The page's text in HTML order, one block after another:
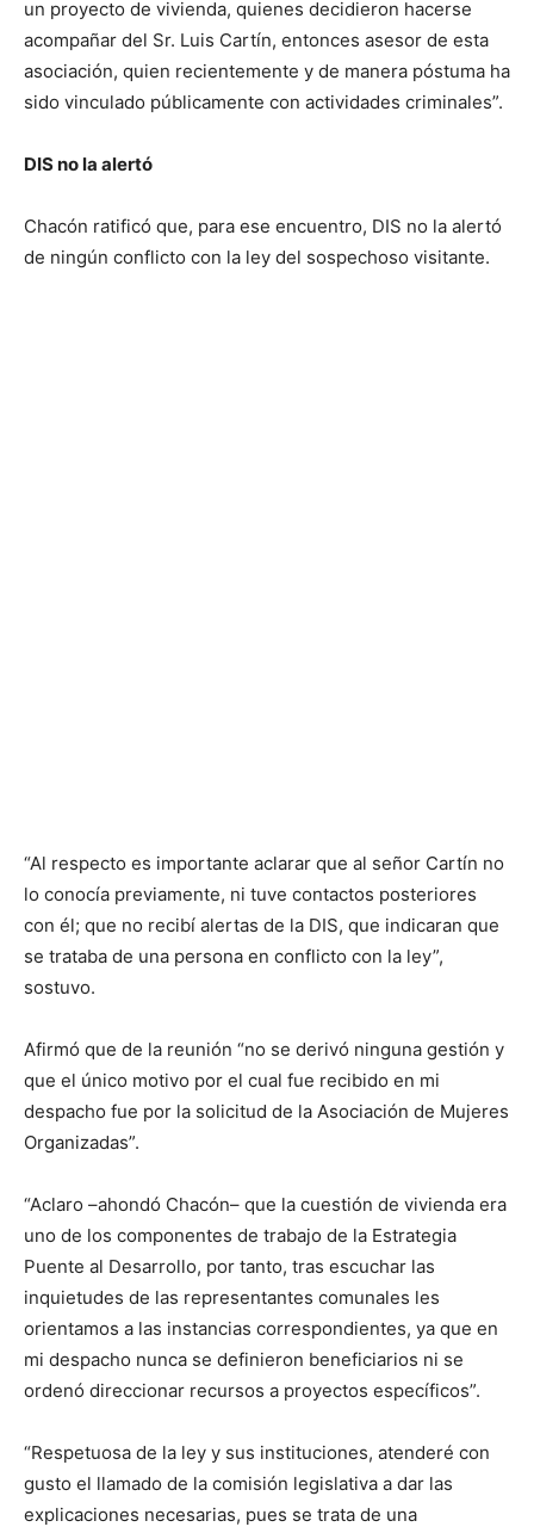
un proyecto de vivienda, quienes decidieron hacerse
acompañar del Sr. Luis Cartín, entonces asesor de esta
asociación, quien recientemente y de manera póstuma ha
sido vinculado públicamente con actividades criminales”.
DIS no la alertó
Chacón ratificó que, para ese encuentro, DIS no la alertó
de ningún conflicto con la ley del sospechoso visitante.
“Al respecto es importante aclarar que al señor Cartín no
lo conocía previamente, ni tuve contactos posteriores
con él; que no recibí alertas de la DIS, que indicaran que
se trataba de una persona en conflicto con la ley”,
sostuvo.
Afirmó que de la reunión “no se derivó ninguna gestión y
que el único motivo por el cual fue recibido en mi
despacho fue por la solicitud de la Asociación de Mujeres
Organizadas”.
“Aclaro –ahondó Chacón– que la cuestión de vivienda era
uno de los componentes de trabajo de la Estrategia
Puente al Desarrollo, por tanto, tras escuchar las
inquietudes de las representantes comunales les
orientamos a las instancias correspondientes, ya que en
mi despacho nunca se definieron beneficiarios ni se
ordenó direccionar recursos a proyectos específicos”.
“Respetuosa de la ley y sus instituciones, atenderé con
gusto el llamado de la comisión legislativa a dar las
explicaciones necesarias, pues se trata de una